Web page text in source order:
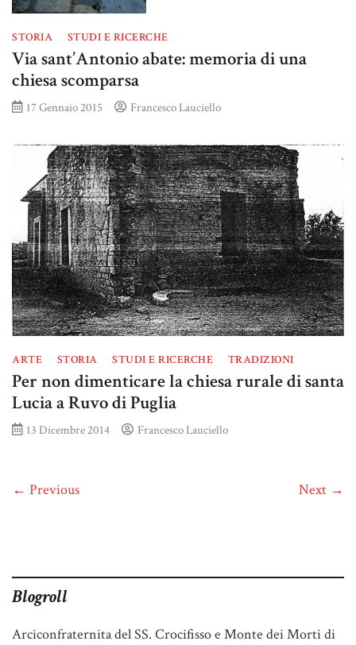
STORIA STUDI E RICERCHE
Via sant’Antonio abate: memoria di una
chiesa scomparsa
17 Gennaio 2015 Francesco Lauciello
ARTE STORIA STUDI E RICERCHE TRADIZIONI
Per non dimenticare la chiesa rurale di santa
Lucia a Ruvo di Puglia
13 Dicembre 2014 Francesco Lauciello
← Previous Next →
Blogroll
Arciconfraternita del SS. Crocifisso e Monte dei Morti di